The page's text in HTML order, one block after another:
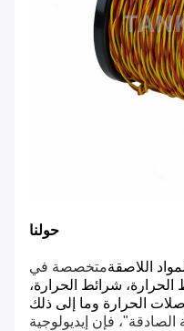
حولنا
اللاصقةمتخصصة في
شرائط الحرارة،
الحرارة وما إلى ذلك
الصادقة"، فإن إيديولوجية